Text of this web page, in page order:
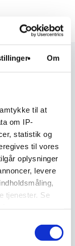
Om
til at
om IP-
statistik og
til vores
oplysninger
levere
tjenester. Se
"Privacy
optimum
as well as a
to the wound.